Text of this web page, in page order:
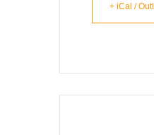
+ iCal /